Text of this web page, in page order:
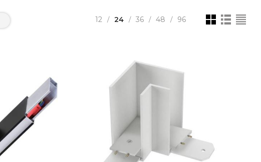
12 / 24 / 36 / 48 / 96